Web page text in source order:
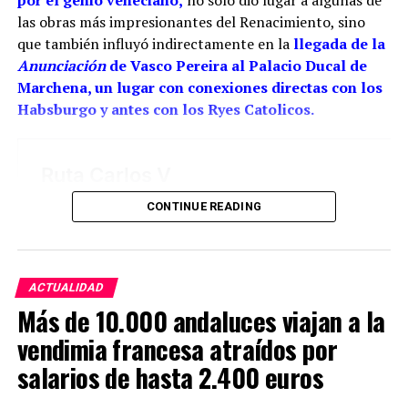
responsabilidad artística. La reja del coro pudo ser
una obra de juventud realizada bajo la dirección o
con la colaboración paterna. Los documentos
conservan las dos perspectivas: las cuentas
parroquiales relacionan el encargo con Cristóbal y
los pagos finales con sus herederos; el expediente
La reja de San Juan demuestra hasta dónde llegó
aquella familia. Su decoración calada, los
en una especie de joyero monumental. El hierro
parece perder su peso: se curva, se ramifica y
asciende como si la fragua hubiera aprendido el
lenguaje de los retablos. Clavijo Andújar considera a
los Ríos una dinastía de artífices naturales de
las obras más impresionantes del Renacimiento, sino
que también influyó indirectamente en lallegada de la
Anunciaciónde Vasco Pereira al Palacio Ducal de
Marchena, un lugar con conexiones directas con los
Habsburgo y antes con los Ryes Catolicos.
CONTINUE READING
ACTUALIDAD
Más de 10.000 andaluces viajan a la
vendimia francesa atraídos por
salarios de hasta 2.400 euros